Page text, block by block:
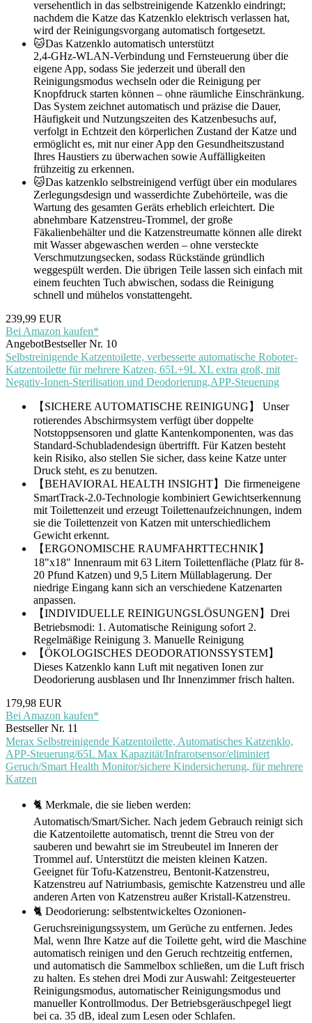
versehentlich in das selbstreinigende Katzenklo eindringt;
nachdem die Katze das Katzenklo elektrisch verlassen hat,
wird der Reinigungsvorgang automatisch fortgesetzt.
🐱Das Katzenklo automatisch unterstützt
2,4‑GHz‑WLAN‑Verbindung und Fernsteuerung über die
eigene App, sodass Sie jederzeit und überall den
Reinigungsmodus wechseln oder die Reinigung per
Knopfdruck starten können – ohne räumliche Einschränkung.
Das System zeichnet automatisch und präzise die Dauer,
Häufigkeit und Nutzungszeiten des Katzenbesuchs auf,
verfolgt in Echtzeit den körperlichen Zustand der Katze und
ermöglicht es, mit nur einer App den Gesundheitszustand
Ihres Haustiers zu überwachen sowie Auffälligkeiten
frühzeitig zu erkennen.
🐱Das katzenklo selbstreinigend verfügt über ein modulares
Zerlegungsdesign und wasserdichte Zubehörteile, was die
Wartung des gesamten Geräts erheblich erleichtert. Die
abnehmbare Katzenstreu-Trommel, der große
Fäkalienbehälter und die Katzenstreumatte können alle direkt
mit Wasser abgewaschen werden – ohne versteckte
Verschmutzungsecken, sodass Rückstände gründlich
weggespült werden. Die übrigen Teile lassen sich einfach mit
einem feuchten Tuch abwischen, sodass die Reinigung
schnell und mühelos vonstattengeht.
239,99 EUR
Bei Amazon kaufen*
AngebotBestseller Nr. 10
Selbstreinigende Katzentoilette, verbesserte automatische Roboter-
Katzentoilette für mehrere Katzen, 65L+9L XL extra groß, mit
Negativ-Ionen-Sterilisation und Deodorierung,APP-Steuerung
【SICHERE AUTOMATISCHE REINIGUNG】 Unser
rotierendes Abschirmsystem verfügt über doppelte
Notstoppsensoren und glatte Kantenkomponenten, was das
Standard-Schubladendesign übertrifft. Für Katzen besteht
kein Risiko, also stellen Sie sicher, dass keine Katze unter
Druck steht, es zu benutzen.
【BEHAVIORAL HEALTH INSIGHT】Die firmeneigene
SmartTrack-2.0-Technologie kombiniert Gewichtserkennung
mit Toilettenzeit und erzeugt Toilettenaufzeichnungen, indem
sie die Toilettenzeit von Katzen mit unterschiedlichem
Gewicht erkennt.
【ERGONOMISCHE RAUMFAHRTTECHNIK】
18"x18" Innenraum mit 63 Litern Toilettenfläche (Platz für 8-
20 Pfund Katzen) und 9,5 Litern Müllablagerung. Der
niedrige Eingang kann sich an verschiedene Katzenarten
anpassen.
【INDIVIDUELLE REINIGUNGSLÖSUNGEN】Drei
Betriebsmodi: 1. Automatische Reinigung sofort 2.
Regelmäßige Reinigung 3. Manuelle Reinigung
【ÖKOLOGISCHES DEODORATIONSSYSTEM】
Dieses Katzenklo kann Luft mit negativen Ionen zur
Deodorierung ausblasen und Ihr Innenzimmer frisch halten.
179,98 EUR
Bei Amazon kaufen*
Bestseller Nr. 11
Merax Selbstreinigende Katzentoilette, Automatisches Katzenklo,
APP-Steuerung/65L Max Kapazität/Infrarotsensor/eliminiert
Geruch/Smart Health Monitor/sichere Kindersicherung, für mehrere
Katzen
🐈 Merkmale, die sie lieben werden:
Automatisch/Smart/Sicher. Nach jedem Gebrauch reinigt sich
die Katzentoilette automatisch, trennt die Streu von der
sauberen und bewahrt sie im Streubeutel im Inneren der
Trommel auf. Unterstützt die meisten kleinen Katzen.
Geeignet für Tofu-Katzenstreu, Bentonit-Katzenstreu,
Katzenstreu auf Natriumbasis, gemischte Katzenstreu und alle
anderen Arten von Katzenstreu außer Kristall-Katzenstreu.
🐈 Deodorierung: selbstentwickeltes Ozonionen-
Geruchsreinigungssystem, um Gerüche zu entfernen. Jedes
Mal, wenn Ihre Katze auf die Toilette geht, wird die Maschine
automatisch reinigen und den Geruch rechtzeitig entfernen,
und automatisch die Sammelbox schließen, um die Luft frisch
zu halten. Es stehen drei Modi zur Auswahl: Zeitgesteuerter
Reinigungsmodus, automatischer Reinigungsmodus und
manueller Kontrollmodus. Der Betriebsgeräuschpegel liegt
bei ca. 35 dB, ideal zum Lesen oder Schlafen.